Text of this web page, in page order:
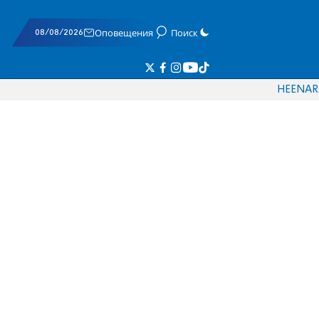
08/08/2026 Оповещения Поиск
HEENAR